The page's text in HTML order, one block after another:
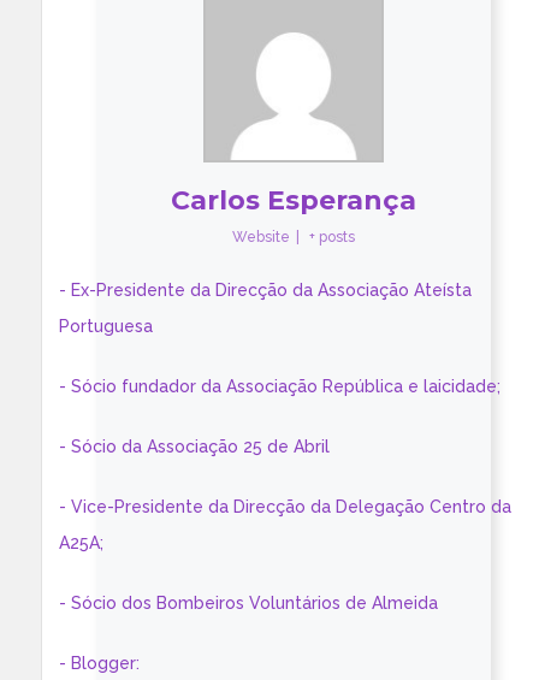
Carlos Esperança
Website + posts
- Ex-Presidente da Direcção da Associação Ateísta
Portuguesa
- Sócio fundador da Associação República e laicidade;
- Sócio da Associação 25 de Abril
- Vice-Presidente da Direcção da Delegação Centro da
A25A;
- Sócio dos Bombeiros Voluntários de Almeida
- Blogger: